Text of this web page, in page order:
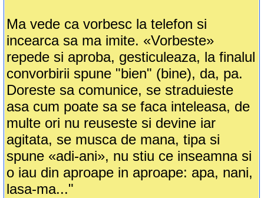
Ma vede ca vorbesc la telefon si
incearca sa ma imite. «Vorbeste»
repede si aproba, gesticuleaza, la finalul
convorbirii spune "bien" (bine), da, pa.
Doreste sa comunice, se straduieste
asa cum poate sa se faca inteleasa, de
multe ori nu reuseste si devine iar
agitata, se musca de mana, tipa si
spune «adi-ani», nu stiu ce inseamna si
o iau din aproape in aproape: apa, nani,
lasa-ma..."